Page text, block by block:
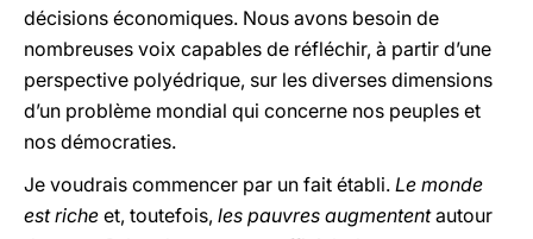
décisions économiques. Nous avons besoin de
nombreuses voix capables de réfléchir, à partir d’une
perspective polyédrique, sur les diverses dimensions
d’un problème mondial qui concerne nos peuples et
nos démocraties.
Je voudrais commencer par un fait établi. Le monde
est riche et, toutefois, les pauvres augmententautour